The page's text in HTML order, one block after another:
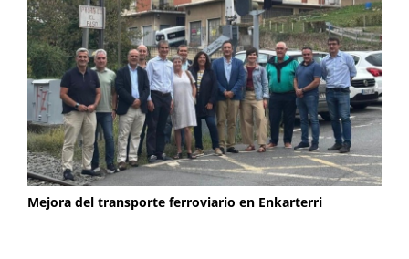
Mejora del transporte ferroviario en Enkarterri